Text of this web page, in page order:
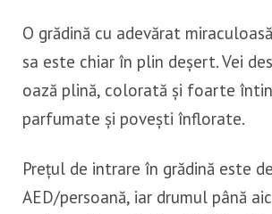
O grădină cu adevărat
sa este chiar în plin deșert. Vei
oază plină, colorată și foarte
parfumate și povești înflorate.
Prețul de intrare în grădină este
AED/persoană, iar drumul până